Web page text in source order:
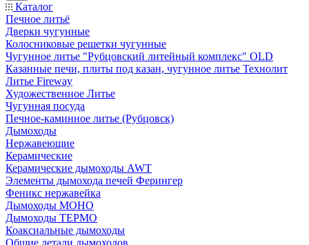
Каталог
Печное литьё
Дверки чугунные
Колосниковые решетки чугунные
Чугунное литье "Рубцовский литейный комплекс" OLD
Казанные печи, плиты под казан, чугунное литье Технолит
Литье Fireway
Художественное Литье
Чугунная посуда
Печное-каминное литье (Рубцовск)
Дымоходы
Нержавеющие
Керамические
Керамические дымоходы AWT
Элементы дымохода печей Ферингер
Феникс нержавейка
Дымоходы МОНО
Дымоходы ТЕРМО
Коаксиальные дымоходы
Общие детали дымоходов